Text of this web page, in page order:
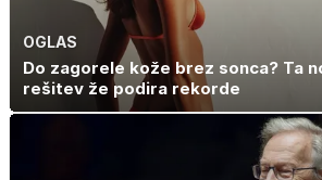
OGLAS
Do zagorele kože brez sonca? Ta
rešitev že podira rekorde